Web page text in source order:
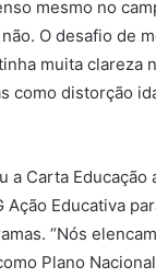
mesmo no
O desafio de
muita clareza
como distorção
a Carta Educação
Ação Educativa
“Nós
Plano